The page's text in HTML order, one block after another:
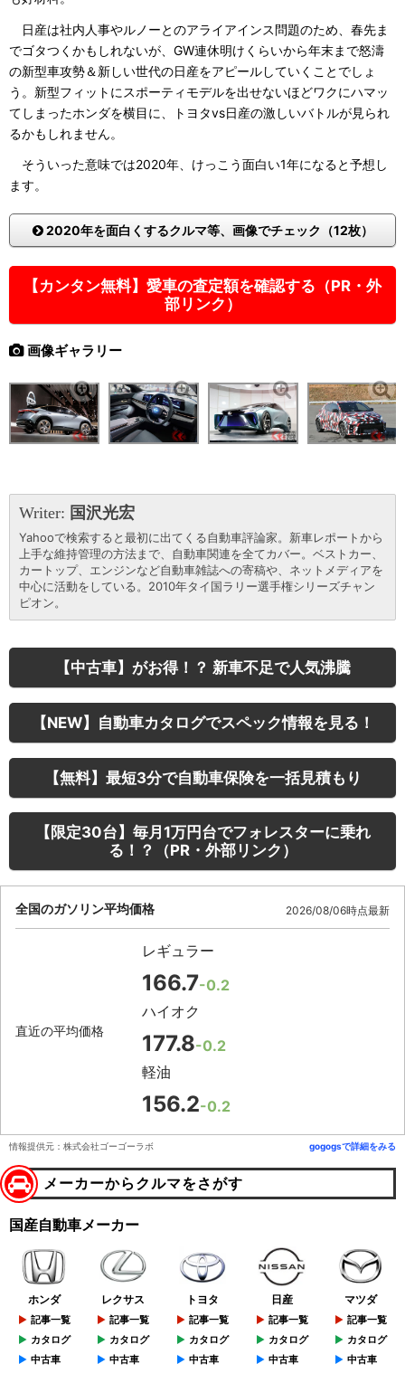
日産は社内人事やルノーとのアライアインス問題のため、春先ま
でゴタつくかもしれないが、GW連休明けくらいから年末まで怒濤
の新型車攻勢＆新しい世代の日産をアピールしていくことでしょ
う。新型フィットにスポーティモデルを出せないほどワクにハマッ
てしまったホンダを横目に、トヨタvs日産の激しいバトルが見られ
るかもしれません。
そういった意味では2020年、けっこう面白い1年になると予想し
ます。
2020年を面白くするクルマ等、画像でチェック（12枚）
【カンタン無料】愛車の査定額を確認する（PR・外
部リンク）
画像ギャラリー
Writer: 国沢光宏
Yahooで検索すると最初に出てくる自動車評論家。新車レポートから
上手な維持管理の方法まで、自動車関連を全てカバー。ベストカー、
カートップ、エンジンなど自動車雑誌への寄稿や、ネットメディアを
中心に活動をしている。2010年タイ国ラリー選手権シリーズチャン
ピオン。
【中古車】がお得！？ 新車不足で人気沸騰
【NEW】自動車カタログでスペック情報を見る！
【無料】最短3分で自動車保険を一括見積もり
【限定30台】毎月1万円台でフォレスターに乗れ
る！？（PR・外部リンク）
全国のガソリン平均価格 2026/08/06時点最新
直近の平均価格
レギュラー
166.7-0.2
ハイオク
177.8-0.2
軽油
156.2-0.2
情報提供元：株式会社ゴーゴーラボ gogogsで詳細をみる
メーカーからクルマをさがす
国産自動車メーカー
ホンダ
記事一覧
カタログ
中古車
レクサス
記事一覧
カタログ
中古車
トヨタ
記事一覧
カタログ
中古車
日産
記事一覧
カタログ
中古車
マツダ
記事一覧
カタログ
中古車